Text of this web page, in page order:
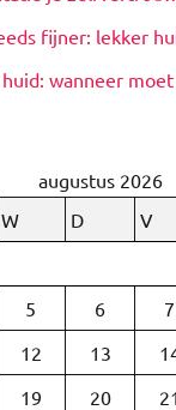
fijner: lekker
wanneer
augustus 2026
W D V
5 6 7
12 13
19 20 21